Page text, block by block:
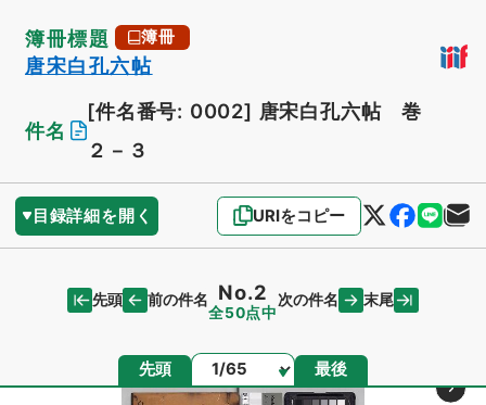
簿冊標題 簿冊
唐宋白孔六帖
件名
[件名番号: 0002] 唐宋白孔六帖 巻
２－３
目録詳細を開く URIをコピー
先頭 前の件名 No.2
全50点中
次の件名 末尾
先頭 ページ 最後